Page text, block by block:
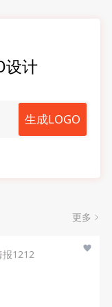
设计
生成LOGO
更多